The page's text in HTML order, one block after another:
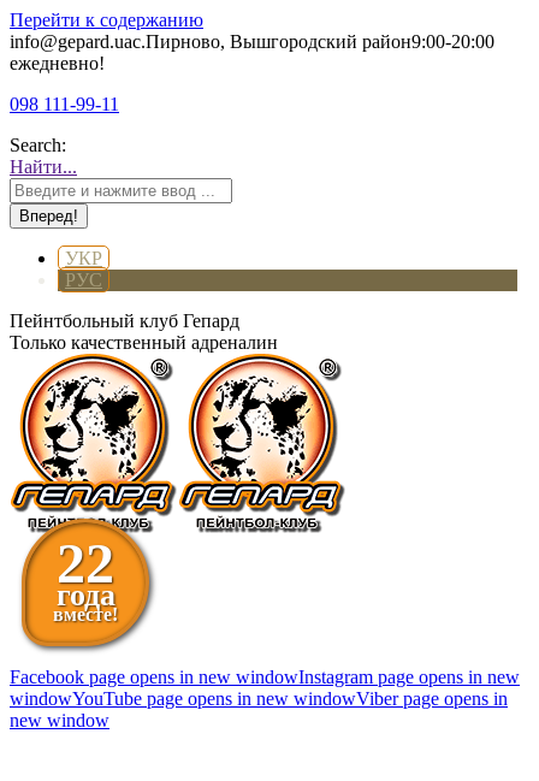
Перейти к содержанию
info@gepard.uaс.Пирново, Вышгородский район9:00-20:00
ежедневно!
098 111-99-11
Search:
Найти...
УКР
РУС
Пейнтбольный клуб Гепард
Только качественный адреналин
22
года
вместе!
Facebook page opens in new windowInstagram page opens in new
windowYouTube page opens in new windowViber page opens in
new window